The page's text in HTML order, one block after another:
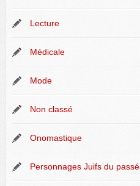
Lecture
Médicale
Mode
Non classé
Onomastique
Personnages Juifs du passé